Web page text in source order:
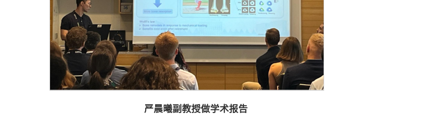
严晨曦副教授做学术报告